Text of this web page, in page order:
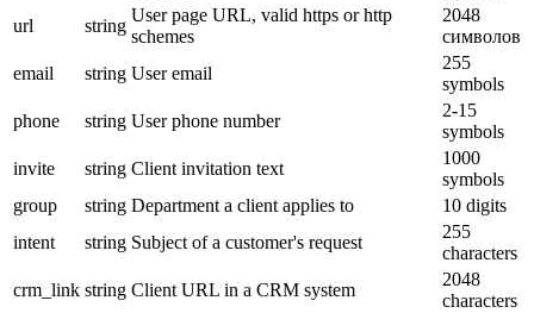
url
string
User page URL, valid https or http
schemes
2048
символов
email
string User email
255
symbols
phone
string User phone number
2-15
symbols
invite
string Client invitation text
1000
symbols
group
string Department a client applies to
10 digits
intent
string Subject of a customer's request
255
characters
crm_link string Client URL in a CRM system
2048
characters